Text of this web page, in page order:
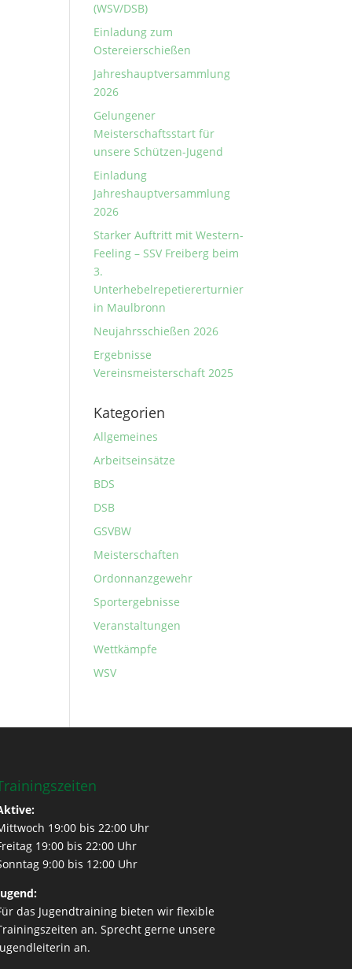
(WSV/DSB)
Einladung zum
Ostereierschießen
Jahreshauptversammlung
2026
Gelungener
Meisterschaftsstart für
unsere Schützen-Jugend
Einladung
Jahreshauptversammlung
2026
Starker Auftritt mit Western-
Feeling – SSV Freiberg beim
3.
Unterhebelrepetiererturnier
in Maulbronn
Neujahrsschießen 2026
Ergebnisse
Vereinsmeisterschaft 2025
Kategorien
Allgemeines
Arbeitseinsätze
BDS
DSB
GSVBW
Meisterschaften
Ordonnanzgewehr
Sportergebnisse
Veranstaltungen
Wettkämpfe
WSV
19:00 bis 22:00 Uhr
19:00 bis 22:00 Uhr
9:00 bis 12:00 Uhr
das Jugendtraining bieten wir flexible
an. Sprecht gerne unsere
an.